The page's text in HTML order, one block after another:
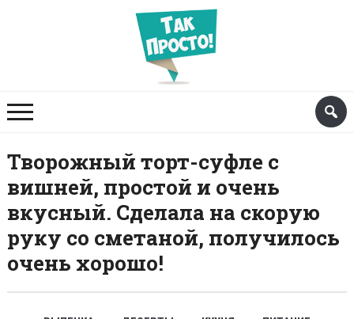
Творожный торт-суфле с
вишней, простой и очень
вкусный. Сделала на скорую
руку со сметаной, получилось
очень хорошо!